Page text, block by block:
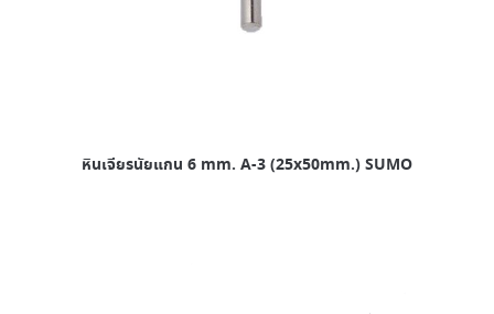
หินเจียรนัยแกน 6 mm. A-3 (25x50mm.) SUMO